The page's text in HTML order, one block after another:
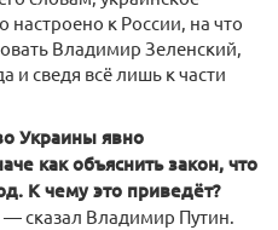
настроено к России, на что
Владимир Зеленский,
и сведя всё лишь к части
Украины явно
как объяснить закон, что
К чему это приведёт?
— сказал Владимир Путин.